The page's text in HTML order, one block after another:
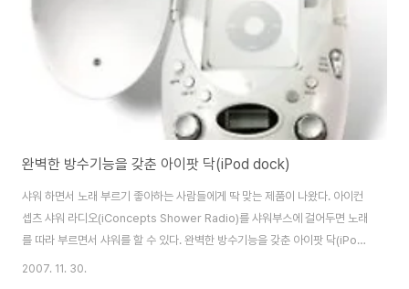
완벽한 방수기능을 갖춘 아이팟 닥(iPod dock)
샤워 하면서 노래 부르기 좋아하는 사람들에게 딱 맞는 제품이 나왔다. 아이컨
셉츠 샤워 라디오(iConcepts Shower Radio)를 샤워부스에 걸어두면 노래
를 따라 부르면서 샤워를 할 수 있다. 완벽한 방수기능을 갖춘 아이팟 닥(iPod
dock)이 있어 누전에 대해선 걱정하지 않아도 된다. 아이팟에 저장된 노래가
2007. 11. 30.